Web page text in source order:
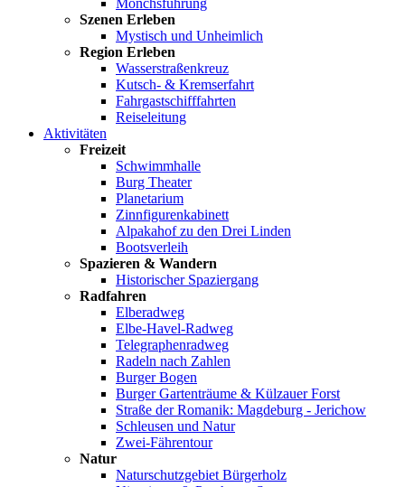
Mönchsführung
Szenen Erleben
Mystisch und Unheimlich
Region Erleben
Wasserstraßenkreuz
Kutsch- & Kremserfahrt
Fahrgastschifffahrten
Reiseleitung
Aktivitäten
Freizeit
Schwimmhalle
Burg Theater
Planetarium
Zinnfigurenkabinett
Alpakahof zu den Drei Linden
Bootsverleih
Spazieren & Wandern
Historischer Spaziergang
Radfahren
Elberadweg
Elbe-Havel-Radweg
Telegraphenradweg
Radeln nach Zahlen
Burger Bogen
Burger Gartenträume & Külzauer Forst
Straße der Romanik: Magdeburg - Jerichow
Schleusen und Natur
Zwei-Fährentour
Natur
Naturschutzgebiet Bürgerholz